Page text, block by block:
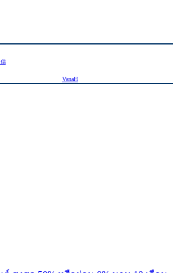
VanaH